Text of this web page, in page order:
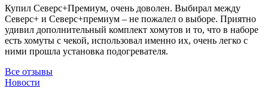
Купил Северс+Премиум, очень доволен. Выбирал между
Северс+ и Северс+премиум – не пожалел о выборе. Приятно
удивил дополнительный комплект хомутов и то, что в наборе
есть хомуты с чекой, использовал именно их, очень легко с
ними прошла установка подогревателя.
Все отзывы
Новости